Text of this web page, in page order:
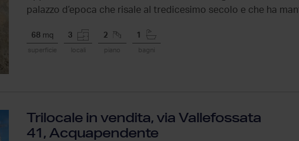
palazzo d’epoca che risale al tredicesimo secolo e che ha
68 mq
superficie
3
locali
2
piano
1
bagni
Trilocale in vendita, via Vallefossata
41, Acquapendente